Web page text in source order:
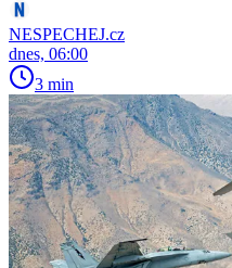
NESPECHEJ.cz
dnes, 06:00
3 min